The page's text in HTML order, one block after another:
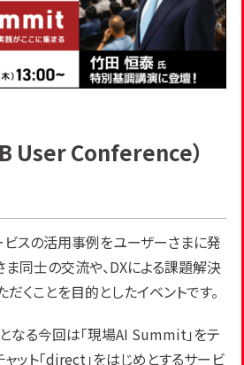
User Conference）
ビスの活用事例をユーザーさまに発
ま同士の交流や、DXによる課題解決
くことを目的としたイベントです。
る今回は「現場AI Summit」をテ
ット「direct」をはじめとするサービ